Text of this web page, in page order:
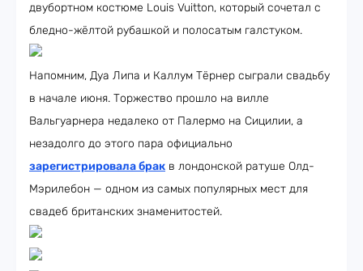
двубортном костюме Louis Vuitton, который сочетал с
бледно-жёлтой рубашкой и полосатым галстуком.
Напомним, Дуа Липа и Каллум Тёрнер сыграли свадьбу
в начале июня. Торжество прошло на вилле
Вальгуарнера недалеко от Палермо на Сицилии, а
незадолго до этого пара официально
зарегистрировала брак в лондонской ратуше Олд-
Мэрилебон — одном из самых популярных мест для
свадеб британских знаменитостей.